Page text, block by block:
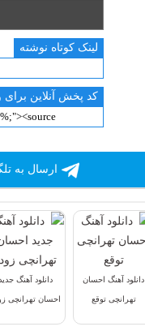
لینک کوتاه نوشته
کد پخش آنلاین برای
ارسال به
دانلود آهنگ احسان
تهرانچی توقع
دانلود آهنگ جدید
احسان تهرانچی